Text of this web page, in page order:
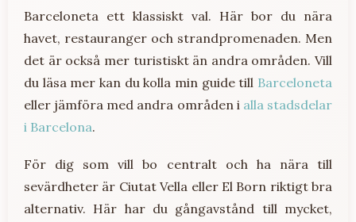
Barceloneta ett klassiskt val. Här bor du nära
havet, restauranger och strandpromenaden. Men
det är också mer turistiskt än andra områden. Vill
du läsa mer kan du kolla min guide till Barceloneta
eller jämföra med andra områden i alla stadsdelar
i Barcelona.
För dig som vill bo centralt och ha nära till
sevärdheter är Ciutat Vella eller El Born riktigt bra
alternativ. Här har du gångavstånd till mycket,